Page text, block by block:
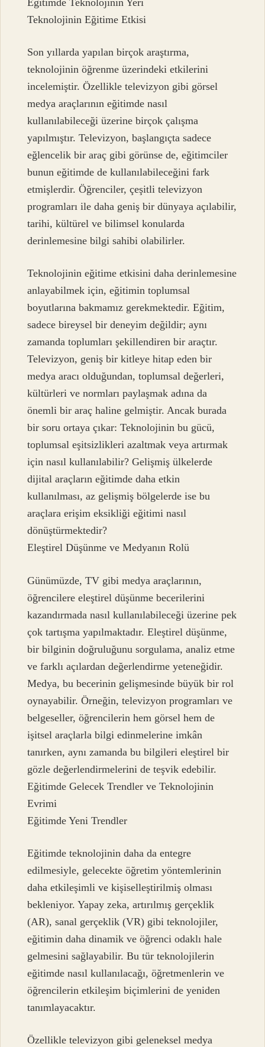
Teknolojinin Eğitime Etkisi
Son yıllarda yapılan birçok araştırma,
teknolojinin öğrenme üzerindeki etkilerini
incelemiştir. Özellikle televizyon gibi görsel
medya araçlarının eğitimde nasıl
kullanılabileceği üzerine birçok çalışma
yapılmıştır. Televizyon, başlangıçta sadece
eğlencelik bir araç gibi görünse de, eğitimciler
bunun eğitimde de kullanılabileceğini fark
etmişlerdir. Öğrenciler, çeşitli televizyon
programları ile daha geniş bir dünyaya açılabilir,
tarihi, kültürel ve bilimsel konularda
derinlemesine bilgi sahibi olabilirler.
Teknolojinin eğitime etkisini daha derinlemesine
anlayabilmek için, eğitimin toplumsal
boyutlarına bakmamız gerekmektedir. Eğitim,
sadece bireysel bir deneyim değildir; aynı
zamanda toplumları şekillendiren bir araçtır.
Televizyon, geniş bir kitleye hitap eden bir
medya aracı olduğundan, toplumsal değerleri,
kültürleri ve normları paylaşmak adına da
önemli bir araç haline gelmiştir. Ancak burada
bir soru ortaya çıkar: Teknolojinin bu gücü,
toplumsal eşitsizlikleri azaltmak veya artırmak
için nasıl kullanılabilir? Gelişmiş ülkelerde
dijital araçların eğitimde daha etkin
kullanılması, az gelişmiş bölgelerde ise bu
araçlara erişim eksikliği eğitimi nasıl
dönüştürmektedir?
Eleştirel Düşünme ve Medyanın Rolü
Günümüzde, TV gibi medya araçlarının,
öğrencilere eleştirel düşünme becerilerini
kazandırmada nasıl kullanılabileceği üzerine pek
çok tartışma yapılmaktadır. Eleştirel düşünme,
bir bilginin doğruluğunu sorgulama, analiz etme
ve farklı açılardan değerlendirme yeteneğidir.
Medya, bu becerinin gelişmesinde büyük bir rol
oynayabilir. Örneğin, televizyon programları ve
belgeseller, öğrencilerin hem görsel hem de
işitsel araçlarla bilgi edinmelerine imkân
tanırken, aynı zamanda bu bilgileri eleştirel bir
gözle değerlendirmelerini de teşvik edebilir.
Eğitimde Gelecek Trendler ve Teknolojinin
Evrimi
Eğitimde Yeni Trendler
Eğitimde teknolojinin daha da entegre
edilmesiyle, gelecekte öğretim yöntemlerinin
daha etkileşimli ve kişiselleştirilmiş olması
bekleniyor. Yapay zeka, artırılmış gerçeklik
(AR), sanal gerçeklik (VR) gibi teknolojiler,
eğitimin daha dinamik ve öğrenci odaklı hale
gelmesini sağlayabilir. Bu tür teknolojilerin
eğitimde nasıl kullanılacağı, öğretmenlerin ve
öğrencilerin etkileşim biçimlerini de yeniden
tanımlayacaktır.
Özellikle televizyon gibi geleneksel medya